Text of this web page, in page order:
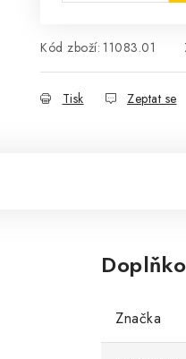
Kód zboží: 11083.01
Tisk Zeptat se
Značka